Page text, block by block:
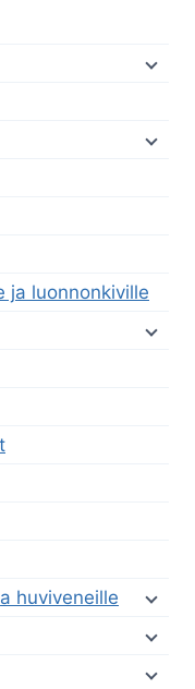
ja luonnonkiville
huviveneille